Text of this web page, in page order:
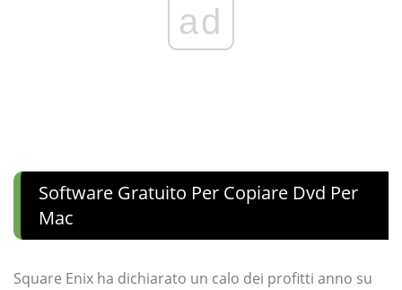
ad
Software Gratuito Per Copiare Dvd Per
Mac
Square Enix ha dichiarato un calo dei profitti anno su